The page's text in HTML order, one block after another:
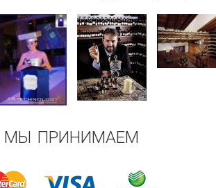
МЫ ПРИНИМАЕМ